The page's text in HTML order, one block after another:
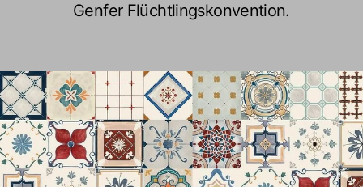
Genfer Flüchtlingskonvention.